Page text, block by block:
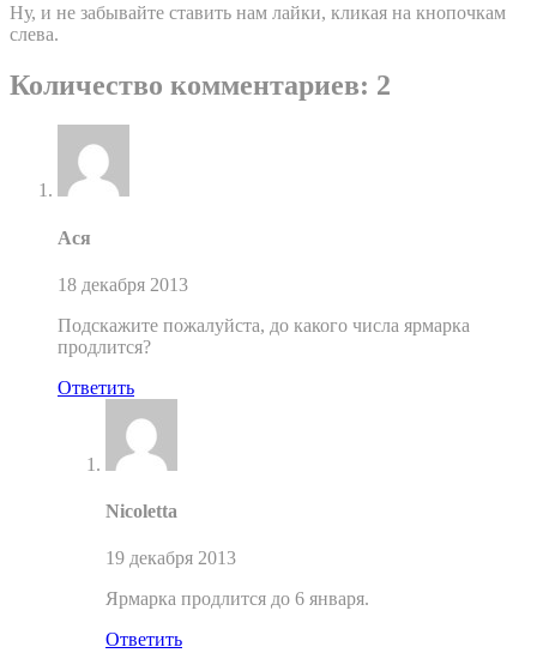
Ну, и не забывайте ставить нам лайки, кликая на кнопочкам
слева.
Количество комментариев: 2
Ася
18 декабря 2013
Подскажите пожалуйста, до какого числа ярмарка
продлится?
Ответить
Nicoletta
19 декабря 2013
Ярмарка продлится до 6 января.
Ответить